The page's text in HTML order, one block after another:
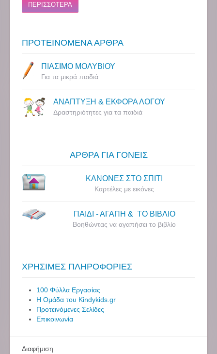
ΠΕΡΙΣΣΟΤΕΡΑ
ΠΡΟΤΕΙΝΟΜΕΝΑ ΑΡΘΡΑ
ΠΙΑΣΙΜΟ ΜΟΛΥΒΙΟΥ
Για τα μικρά παιδιά
ΑΝΑΠΤΥΞΗ & ΕΚΦΟΡΑ ΛΟΓΟΥ
Δραστηριότητες για τα παιδιά
ΑΡΘΡΑ ΓΙΑ ΓΟΝΕΙΣ
ΚΑΝΟΝΕΣ ΣΤΟ ΣΠΙΤΙ
Καρτέλες με εικόνες
ΠΑΙΔΙ - ΑΓΑΠΗ & ΤΟ ΒΙΒΛΙΟ
Βοηθώντας να αγαπήσει το βιβλίο
ΧΡΗΣΙΜΕΣ ΠΛΗΡΟΦΟΡΙΕΣ
100 Φύλλα Εργασίας
Η Ομάδα του Kindykids.gr
Προτεινόμενες Σελίδες
Επικοινωνία
Διαφήμιση